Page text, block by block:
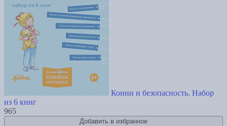
Конни и безопасность. Набор
из 6 книг
965
Добавить в избранное